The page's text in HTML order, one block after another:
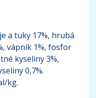
a tuky 17%, hrubá
vápník 1%, fosfor
kyseliny 3%,
0,7%.
kg.